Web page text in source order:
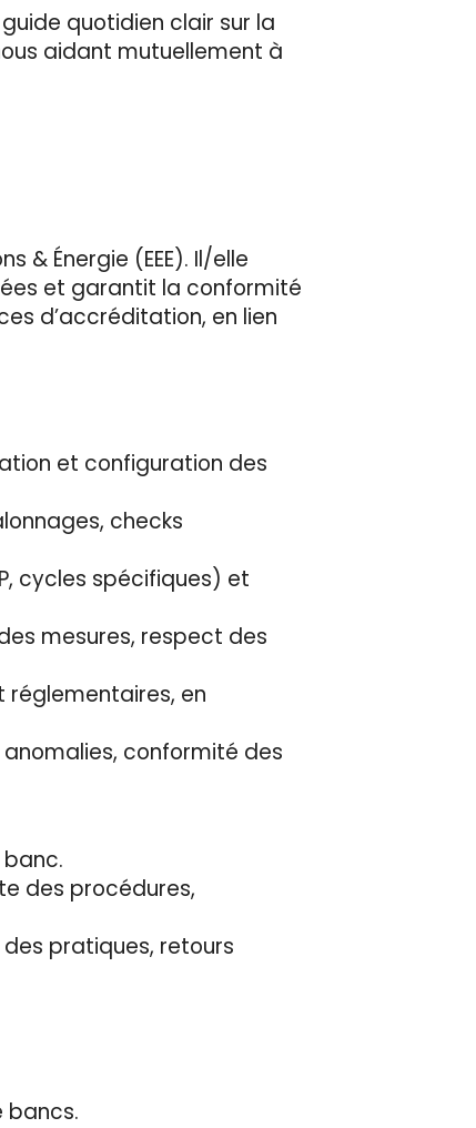
quotidien clair sur la
aidant mutuellement à
& Énergie (EEE). Il/elle
et garantit la conformité
d’accréditation, en lien
et configuration des
checks
cycles spécifiques) et
mesures, respect des
réglementaires, en
conformité des
des procédures,
pratiques, retours
bancs.